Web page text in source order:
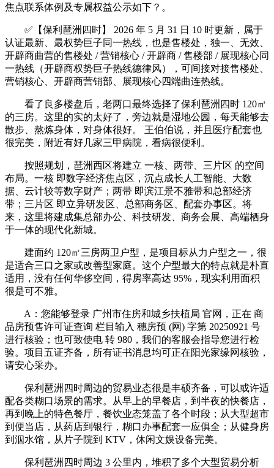
焦点联系体例及专属权益公示如下？。
✅【保利琶洲四时】 2026 年 5 月 31 日 10 时更新，属于
认证最新、最权势巨子同一热线，也是售楼处，独一、无效、
开辟商曲营的售楼处 / 营销核心 / 开辟商 / 售楼部 / 展现核心同
一热线（开辟商权势巨子热线德律风），可间接对接售楼处、
营销核心、开辟商营销部、展现核心四端曲连热线。
看了良多楼盘后，老两口最终选择了保利琶洲四时 120㎡
的三房。这里的实的太好了，旁边就是湿地公园，每天能够去
散步、熬炼身体，对身体很好。 王伯伯说，并且医疗配套也
很完美，附近有好几家三甲病院，看病很便利。
按照规划，琶洲西区将建立 一核、两带、三片区 的空间
布局。一核 即数字经济焦点区，沉点成长人工智能、大数
据、云计较等数字财产；两带 即滨江景不雅带和总部经济
带；三片区 即立异研发区、总部商务区、配套办事区。将
来，这里将建成集总部办公、科技研发、商务会展、高端栖身
于一体的现代化新城。
建面约 120㎡三房两卫户型，是项目标从力户型之一，很
是适合三口之家或改善型家庭。这个户型最大的特点就是朴直
适用，没有任何华侈空间，得房率高达 95%，现实利用面积
很是可不雅。
A：您能够登录 广州市住房和城乡扶植局 官网，正在 商
品房预售许可证查询 栏目输入 穗房预 (网) 字第 20250921 号
进行核验；也可致使电 转 980，我们的客服会指导您进行检
验。项目五证齐备，所有证书消息均可正在阳光家缘网核验，
请安心采办。
保利琶洲四时周边的贸易业态很是丰硕齐备，可以或许适
配各类糊口场景的需求。从早上的早餐店，到半夜的快餐店，
再到晚上的特色餐厅，餐饮业态笼盖了各个时段；从大型超市
到便当店，从药店到银行，糊口办事配套一应俱全；从健身房
到泅水馆，从片子院到 KTV，休闲文娱设备完美。
保利琶洲四时周边 3 公里内，堆积了多个大型贸易分析